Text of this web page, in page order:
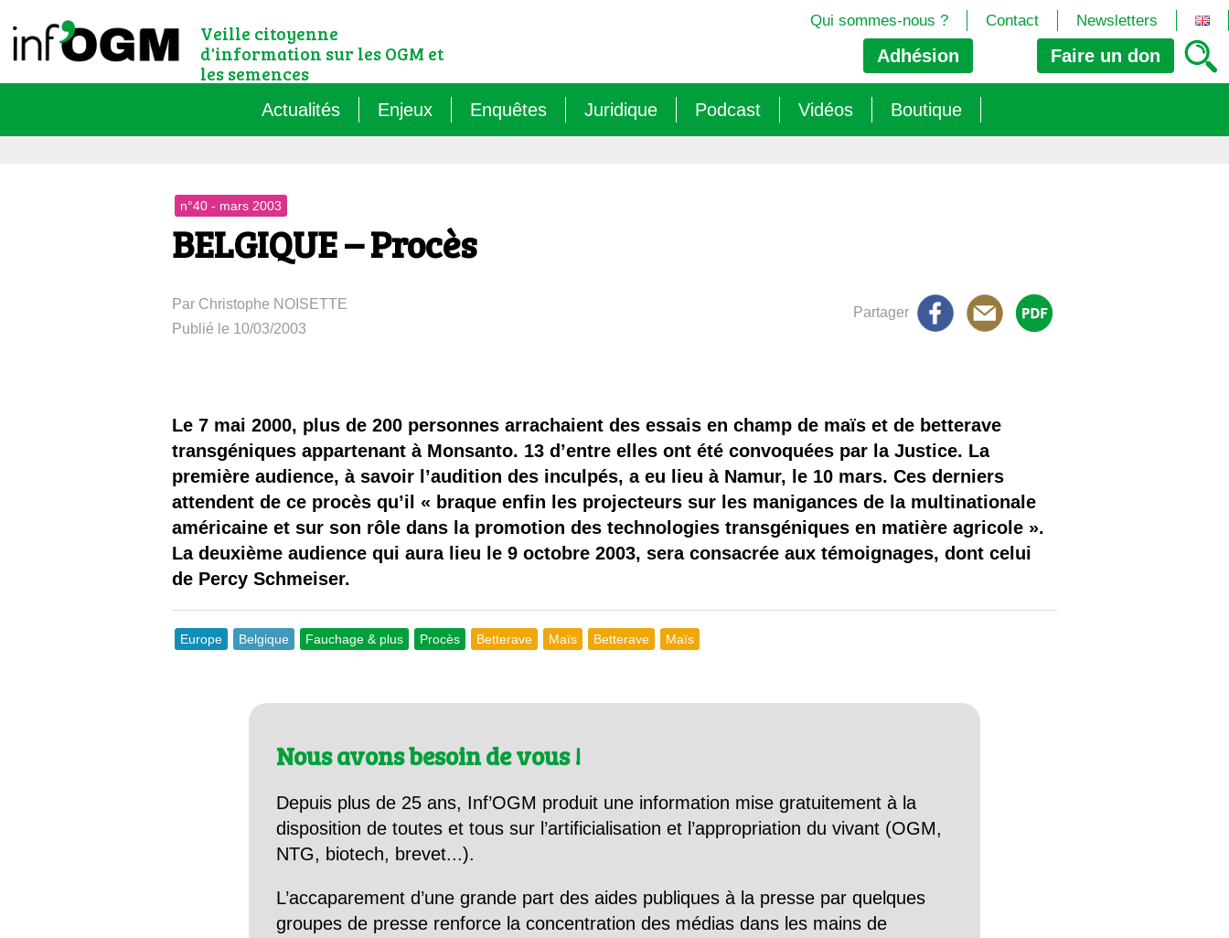
Veille citoyenne
d'information sur les OGM et
les semences
Adhésion Faire un don
Qui sommes-nous ? Contact Newsletters
Actualités Enjeux
Le cadre réglementaire européen des OGM
Il y a semence…. et semence
Quels sont les avantages et les inconvénients des OGM ?
Enquêtes
Les micro-organismes OGM : l’offensive cachée (2023/26)
Juridique Podcast Vidéos Boutique
n°40 - mars 2003
BELGIQUE – Procès
Par Christophe NOISETTE
Publié le 10/03/2003
Partager
Le 7 mai 2000, plus de 200 personnes arrachaient des essais en champ de maïs et de betterave
transgéniques appartenant à Monsanto. 13 d’entre elles ont été convoquées par la Justice. La
première audience, à savoir l’audition des inculpés, a eu lieu à Namur, le 10 mars. Ces derniers
attendent de ce procès qu’il « braque enfin les projecteurs sur les manigances de la multinationale
américaine et sur son rôle dans la promotion des technologies transgéniques en matière agricole ».
La deuxième audience qui aura lieu le 9 octobre 2003, sera consacrée aux témoignages, dont celui
de Percy Schmeiser.
Europe Belgique Fauchage & plus Procès Betterave Maïs Betterave Maïs
Nous avons besoin de vous !
Depuis plus de 25 ans, Inf’OGM produit une information mise gratuitement à la
disposition de toutes et tous sur l’artificialisation et l’appropriation du vivant (OGM,
NTG, biotech, brevet...).
L’accaparement d’une grande part des aides publiques à la presse par quelques
groupes de presse renforce la concentration des médias dans les mains de